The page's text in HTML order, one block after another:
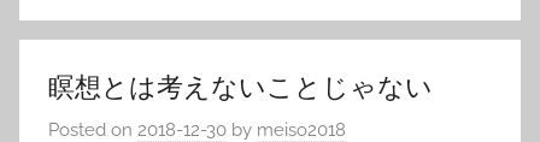
瞑想とは考えないことじゃない
Posted on 2018-12-30 by meiso2018